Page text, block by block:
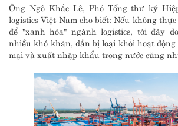
Ông Ngô Khắc Lê, Phó Tổng thư ký
logistics Việt Nam cho biết: Nếu không
để "xanh hóa" ngành logistics, tới đây
nhiều khó khăn, dần bị loại khỏi hoạt
mại và xuất nhập khẩu trong nước cũng